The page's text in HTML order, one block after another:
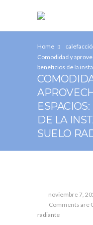
Home
Comodidad y
beneficios de la
DE LA
SUELO
noviembre 7,
Comments are
radiante